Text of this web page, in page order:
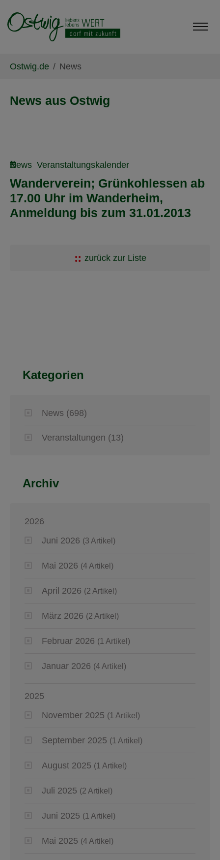
Ostwig.de News
News aus Ostwig
News Veranstaltungskalender
Wanderverein; Grünkohlessen ab
17.00 Uhr im Wanderheim,
Anmeldung bis zum 31.01.2013
zurück zur Liste
Kategorien
News (698)
Veranstaltungen (13)
Archiv
2026
Juni 2026 (3 Artikel)
Mai 2026 (4 Artikel)
April 2026 (2 Artikel)
März 2026 (2 Artikel)
Februar 2026 (1 Artikel)
Januar 2026 (4 Artikel)
2025
November 2025 (1 Artikel)
September 2025 (1 Artikel)
August 2025 (1 Artikel)
Juli 2025 (2 Artikel)
Juni 2025 (1 Artikel)
Mai 2025 (4 Artikel)